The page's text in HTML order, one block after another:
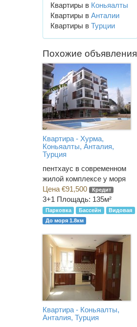
Квартиры в Коньяалты
Квартиры в Анталии
Квартиры в Турции
Похожие объявления
Квартира - Хурма,
Коньяалты, Анталия,
Турция
пентхаус в современном
жилой комплексе у моря
Цена €91,500
Кредит
3+1 Площадь: 135м²
Парковка Бассейн
Видовая
До моря 1.8км
Квартира - Коньяалты,
Анталия, Турция